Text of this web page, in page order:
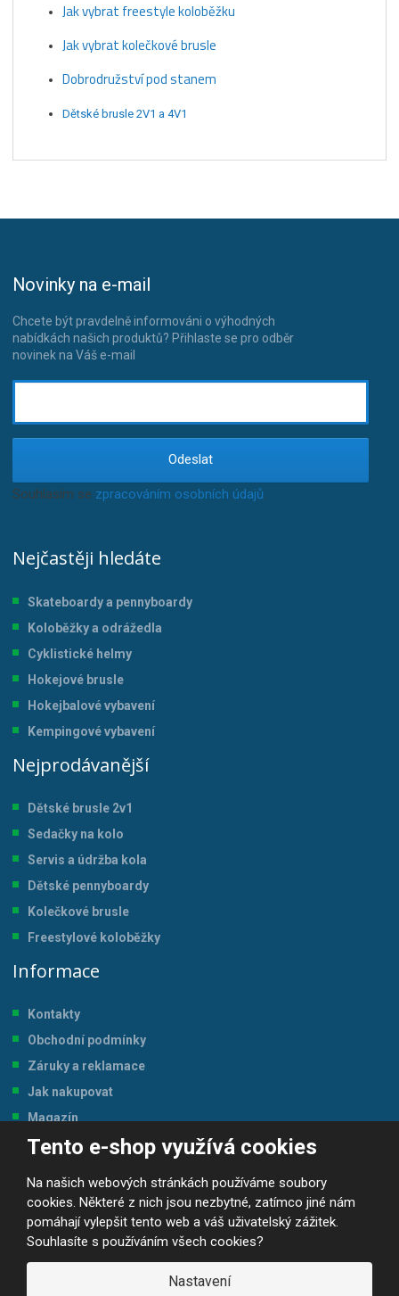
Tento e-shop využívá cookies
Na našich webových stránkách používáme soubory
cookies. Některé z nich jsou nezbytné, zatímco jiné nám
pomáhají vylepšit tento web a váš uživatelský zážitek.
Souhlasíte s používáním všech cookies?
Nastavení
Jak vybrat freestyle koloběžku
Jak vybrat kolečkové brusle
Dobrodružství pod stanem
Dětské brusle 2V1 a 4V1
Novinky na e-mail
Chcete být pravdelně informováni o výhodných
nabídkách našich produktů? Přihlaste se pro odběr
novinek na Váš e-mail
Odeslat
Souhlasím se zpracováním osobních údajů.
Nejčastěji hledáte
Skateboardy a pennyboardy
Koloběžky a odrážedla
Cyklistické helmy
Hokejové brusle
Hokejbalové vybavení
Kempingové vybavení
Nejprodávanější
Dětské brusle 2v1
Sedačky na kolo
Servis a údržba kola
Dětské pennyboardy
Kolečkové brusle
Freestylové koloběžky
Informace
Kontakty
Obchodní podmínky
Záruky a reklamace
Jak nakupovat
Magazín
Tabulka velikostí
© 2026, JP-SPORT.CZ SPORTOVNÍ POTŘEBY
Prohlášení o přístupnosti |Mapa stránek ||GDPR